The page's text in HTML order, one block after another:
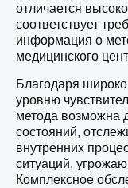
отличается
соответствует
информация о
медицинского
Благодаря
уровню
метода возможна
состояний,
внутренних
ситуаций,
Комплексное